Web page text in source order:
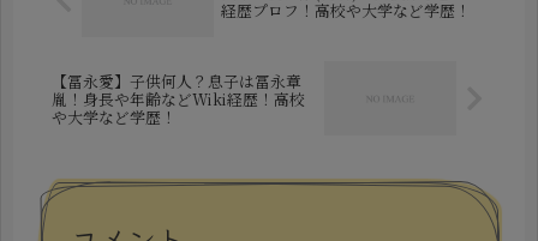
経歴プロフ！高校や大学など学歴！
【冨永愛】子供何人？息子は冨永章
胤！身長や年齢などWiki経歴！高校
や大学など学歴！